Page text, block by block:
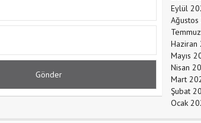
Eylül
Haziran
Mayıs
Nisan
Mart
Şubat
Ocak